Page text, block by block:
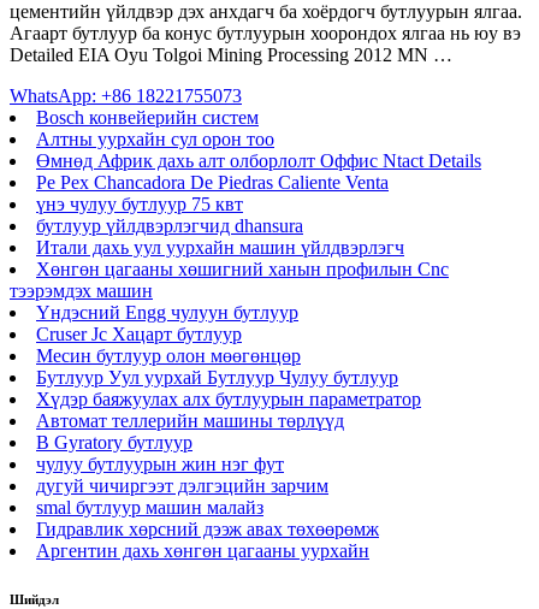
цементийн үйлдвэр дэх анхдагч ба хоёрдогч бутлуурын ялгаа.
Агаарт бутлуур ба конус бутлуурын хоорондох ялгаа нь юу вэ
Detailed EIA Oyu Tolgoi Mining Processing 2012 MN …
WhatsApp: +86 18221755073
Bosch конвейерийн систем
Алтны уурхайн сул орон тоо
Өмнөд Африк дахь алт олборлолт Оффис Ntact Details
Pe Pex Chancadora De Piedras Caliente Venta
үнэ чулуу бутлуур 75 квт
бутлуур үйлдвэрлэгчид dhansura
Итали дахь уул уурхайн машин үйлдвэрлэгч
Хөнгөн цагааны хөшигний ханын профилын Cnc
тээрэмдэх машин
Үндэсний Engg чулуун бутлуур
Cruser Jc Хацарт бутлуур
Месин бутлуур олон мөөгөнцөр
Бутлуур Уул уурхай Бутлуур Чулуу бутлуур
Хүдэр баяжуулах алх бутлуурын параметратор
Автомат теллерийн машины төрлүүд
B Gyratory бутлуур
чулуу бутлуурын жин нэг фут
дугуй чичиргээт дэлгэцийн зарчим
smal бутлуур машин малайз
Гидравлик хөрсний дээж авах төхөөрөмж
Аргентин дахь хөнгөн цагааны уурхайн
Шийдэл